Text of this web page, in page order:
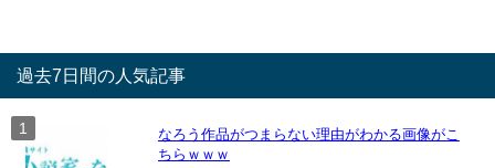
過去7日間の人気記事
なろう作品がつまらない理由がわかる画像がこ
ちらｗｗｗ